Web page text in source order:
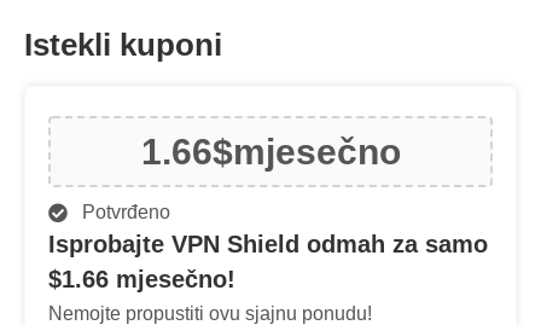
Istekli kuponi
1.66$mjesečno
Potvrđeno
Isprobajte VPN Shield odmah za samo
$1.66 mjesečno!
Nemojte propustiti ovu sjajnu ponudu!